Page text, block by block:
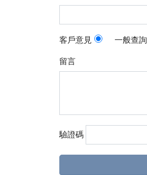
客戶意見 一般查詢
留言
驗證碼